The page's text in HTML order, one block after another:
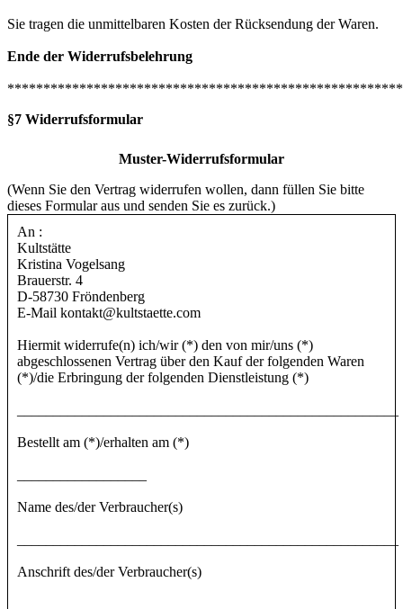
Sie tragen die unmittelbaren Kosten der Rücksendung der Waren.
Ende der Widerrufsbelehrung
§7 Widerrufsformular
Muster-Widerrufsformular
(Wenn Sie den Vertrag widerrufen wollen, dann füllen Sie bitte
dieses Formular aus und senden Sie es zurück.)
An :
Kultstätte
Kristina Vogelsang
Brauerstr. 4
D-58730 Fröndenberg
E-Mail kontakt@kultstaette.com
Hiermit widerrufe(n) ich/wir (*) den von mir/uns (*)
abgeschlossenen Vertrag über den Kauf der folgenden Waren
(*)/die Erbringung der folgenden Dienstleistung (*)
Bestellt am (*)/erhalten am (*)
Name des/der Verbraucher(s)
Anschrift des/der Verbraucher(s)